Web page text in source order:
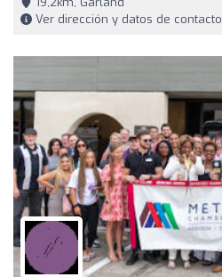
Ver dirección y datos de contacto